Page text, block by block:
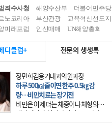
죄수사청 해양수산부
더불어민주당
노코리아 부산관광
교육혁신선도지
미래포럼 인신매매 UN해양총회
디클럽+ 전문의 생생톡
장민희김용기내과의원과장
하루 500㎉ 줄이면 한주 0.5㎏ 감
량…비만치료는 장기전
비만은 이제 더는 체중이나 체형의 문
제가 아니다. 하나의 질병으로 인지
하고 치료와 관리를 해야 한다. 세계